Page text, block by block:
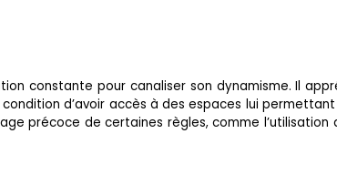
constante pour canaliser son dynamisme. Il
d’avoir accès à des espaces lui
précoce de certaines règles, comme